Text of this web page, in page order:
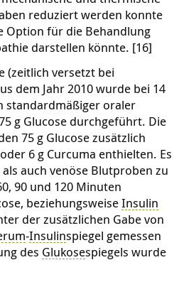
reduziert werden konnte
Option für die Behandlung
darstellen könnte. [16]
(zeitlich versetzt bei
dem Jahr 2010 wurde bei 14
standardmäßiger oraler
g Glucose durchgeführt. Die
75 g Glucose zusätzlich
oder 6 g Curcuma enthielten. Es
auch venöse Blutproben zu
90 und 120 Minuten
beziehungsweiseInsulin
der zusätzlichen Gabe von
-Insulinspiegel gemessen
des Glukosespiegels wurde